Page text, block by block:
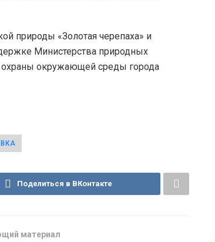
природы «Золотая черепаха» и
Министерства природных
охраны окружающей среды города
Поделиться в ВКонтакте
материал